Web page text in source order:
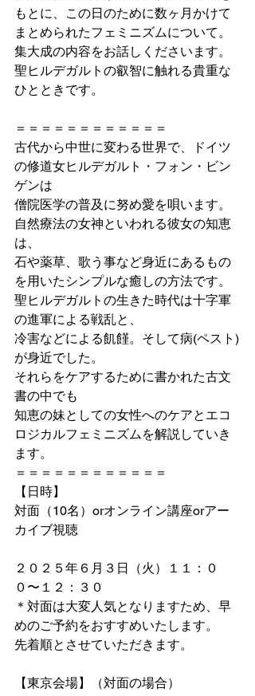
もとに、この日のために数ヶ月かけて
まとめられたフェミニズムについて。
集大成の内容をお話しくださいます。
聖ヒルデガルトの叡智に触れる貴重な
ひとときです。
＝＝＝＝＝＝＝＝＝＝＝＝
古代から中世に変わる世界で、ドイツ
の修道女ヒルデガルト・フォン・ビン
ゲンは
僧院医学の普及に努め愛を唄います。
自然療法の女神といわれる彼女の知恵
は、
石や薬草、歌う事など身近にあるもの
を用いたシンプルな癒しの方法です。
聖ヒルデガルトの生きた時代は十字軍
の進軍による戦乱と、
冷害などによる飢饉。そして病(ペスト)
が身近でした。
それらをケアするために書かれた古文
書の中でも
知恵の妹としての女性へのケアとエコ
ロジカルフェミニズムを解説していき
ます。
＝＝＝＝＝＝＝＝＝＝＝＝
【日時】
対面（10名）orオンライン講座orアー
カイブ視聴
２０２５年６月３日（火）１１：０
０〜１２：３０
＊対面は大変人気となりますため、早
めのご予約をおすすめいたします。
先着順とさせていただきます。
【東京会場】（対面の場合）